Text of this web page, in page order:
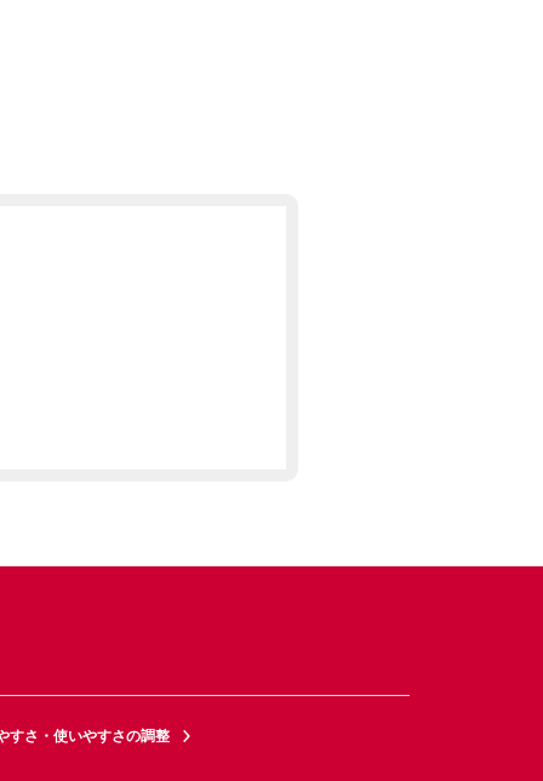
すさ・使いやすさの調整